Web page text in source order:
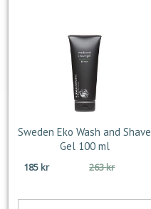
Sweden Eko Wash and Shave
Gel 100 ml
263krDet
priset
185 kr
Det
priset